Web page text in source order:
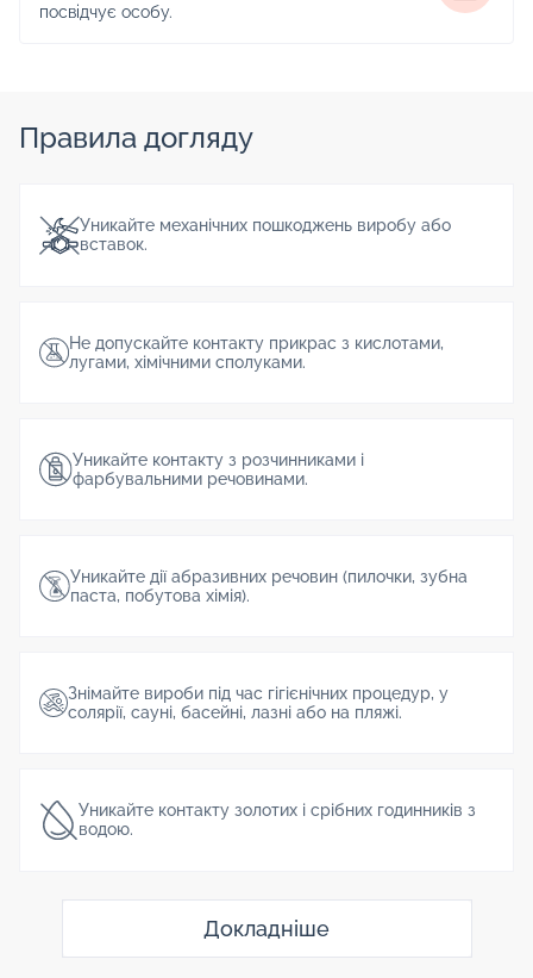
посвідчує особу.
Правила догляду
Уникайте механічних пошкоджень виробу або
вставок.
Не допускайте контакту прикрас з кислотами,
лугами, хімічними сполуками.
Уникайте контакту з розчинниками і
фарбувальними речовинами.
Уникайте дії абразивних речовин (пилочки, зубна
паста, побутова хімія).
Знімайте вироби під час гігієнічних процедур, у
солярії, сауні, басейні, лазні або на пляжі.
Уникайте контакту золотих і срібних годинників з
водою.
Докладніше